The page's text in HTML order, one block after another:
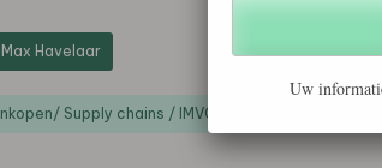
Havelaar
Supply chains / IMVO
Uw